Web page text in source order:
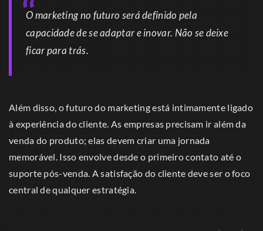
O marketing no futuro será definido pela
capacidade de se adaptar e inovar. Não se deixe
ficar para trás.
Além disso, o futuro do marketing está intimamente ligado
à experiência do cliente. As empresas precisam ir além da
venda do produto; elas devem criar uma jornada
memorável. Isso envolve desde o primeiro contato até o
suporte pós-venda. A satisfação do cliente deve ser o foco
central de qualquer estratégia.